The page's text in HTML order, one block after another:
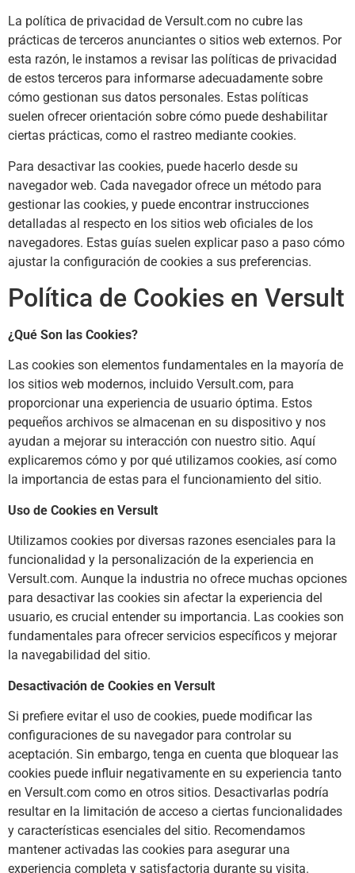
La política de privacidad de Versult.com no cubre las
prácticas de terceros anunciantes o sitios web externos. Por
esta razón, le instamos a revisar las políticas de privacidad
de estos terceros para informarse adecuadamente sobre
cómo gestionan sus datos personales. Estas políticas
suelen ofrecer orientación sobre cómo puede deshabilitar
ciertas prácticas, como el rastreo mediante cookies.
Para desactivar las cookies, puede hacerlo desde su
navegador web. Cada navegador ofrece un método para
gestionar las cookies, y puede encontrar instrucciones
detalladas al respecto en los sitios web oficiales de los
navegadores. Estas guías suelen explicar paso a paso cómo
ajustar la configuración de cookies a sus preferencias.
Política de Cookies en Versult
¿Qué Son las Cookies?
Las cookies son elementos fundamentales en la mayoría de
los sitios web modernos, incluido Versult.com, para
proporcionar una experiencia de usuario óptima. Estos
pequeños archivos se almacenan en su dispositivo y nos
ayudan a mejorar su interacción con nuestro sitio. Aquí
explicaremos cómo y por qué utilizamos cookies, así como
la importancia de estas para el funcionamiento del sitio.
Uso de Cookies en Versult
Utilizamos cookies por diversas razones esenciales para la
funcionalidad y la personalización de la experiencia en
Versult.com. Aunque la industria no ofrece muchas opciones
para desactivar las cookies sin afectar la experiencia del
usuario, es crucial entender su importancia. Las cookies son
fundamentales para ofrecer servicios específicos y mejorar
la navegabilidad del sitio.
Desactivación de Cookies en Versult
Si prefiere evitar el uso de cookies, puede modificar las
configuraciones de su navegador para controlar su
aceptación. Sin embargo, tenga en cuenta que bloquear las
cookies puede influir negativamente en su experiencia tanto
en Versult.com como en otros sitios. Desactivarlas podría
resultar en la limitación de acceso a ciertas funcionalidades
y características esenciales del sitio. Recomendamos
mantener activadas las cookies para asegurar una
experiencia completa y satisfactoria durante su visita.